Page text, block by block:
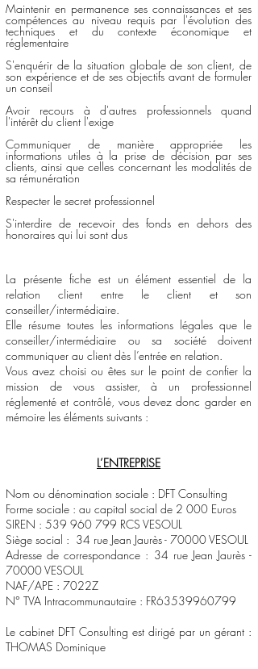
Maintenir en permanence ses connaissances et ses
compétences au niveau requis par l'évolution des
techniques et du contexte économique et
réglementaire
S'enquérir de la situation globale de son client, de
son expérience et de ses objectifs avant de formuler
un conseil
Avoir recours à d'autres professionnels quand
l'intérêt du client l'exige
Communiquer de manière appropriée les
informations utiles à la prise de décision par ses
clients, ainsi que celles concernant les modalités de
sa rémunération
Respecter le secret professionnel
S'interdire de recevoir des fonds en dehors des
honoraires qui lui sont dus
La présente fiche est un élément essentiel de la
relation client entre le client et son
conseiller/intermédiaire.
Elle résume toutes les informations légales que le
conseiller/intermédiaire ou sa société doivent
communiquer au client dès l’entrée en relation.
Vous avez choisi ou êtes sur le point de confier la
mission de vous assister, à un professionnel
réglementé et contrôlé, vous devez donc garder en
mémoire les éléments suivants :
L’ENTREPRISE
Nom ou dénomination sociale : DFT Consulting
Forme sociale : au capital social de 2 000 Euros
SIREN : 539 960 799 RCS VESOUL
Siège social : 34 rue Jean Jaurès - 70000 VESOUL
Adresse de correspondance : 34 rue Jean Jaurès -
70000 VESOUL
NAF/APE : 7022Z
N° TVA Intracommunautaire : FR63539960799
Le cabinet DFT Consulting est dirigé par un gérant :
THOMAS Dominique